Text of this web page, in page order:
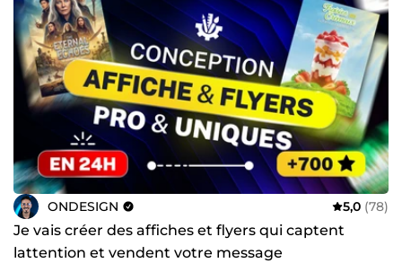
ONDESIGN 5,0 (78)
Je vais créer des affiches et flyers qui captent
lattention et vendent votre message